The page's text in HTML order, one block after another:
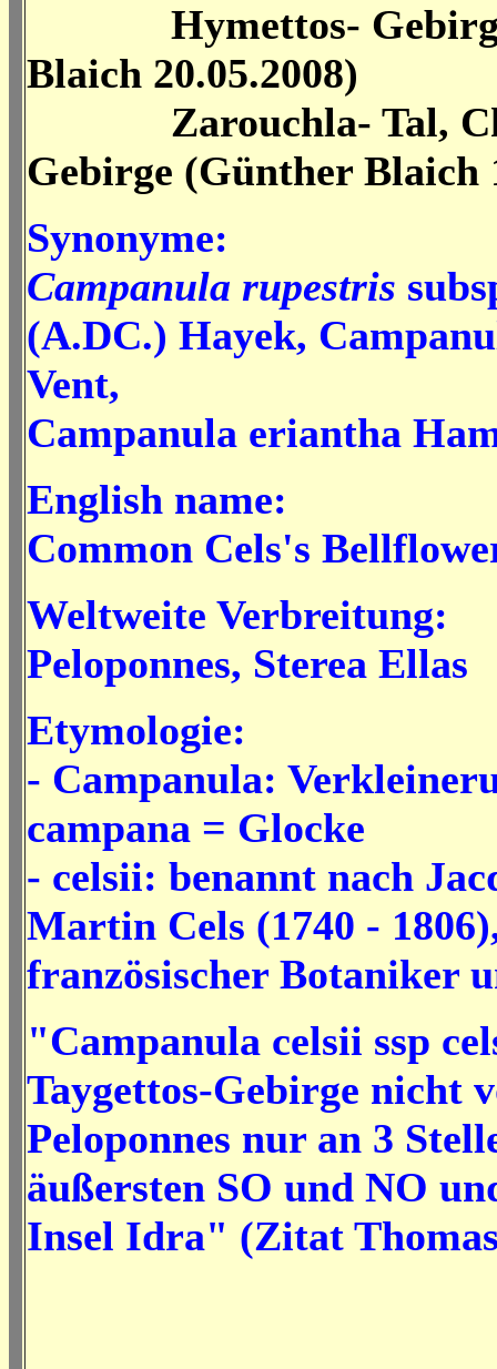
Hymettos- Gebirge
Blaich 20.05.2008)
Zarouchla- Tal,
Gebirge (Günther Blaich
Synonyme:
Campanula rupestris
(A.DC.) Hayek,
Vent,
Campanula eriantha
English name:
Common Cels's
Weltweite Verbreitung:
Peloponnes, Sterea Ellas
Etymologie:
- Campanula:
campana = Glocke
- celsii: benannt nach
Martin Cels (1740 -
französischer Botaniker
"Campanula celsii ssp
Taygettos-Gebirge nicht
Peloponnes nur an 3
äußersten SO und NO
Insel Idra" (Zitat